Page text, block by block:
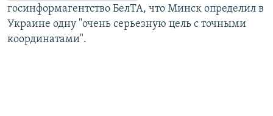
госинформагентство БелТА, что Минск определил в
Украине одну "очень серьезную цель с точными
координатами".